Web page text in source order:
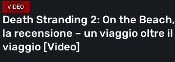
viaggio
oltre
il
viaggio
Death Stranding 2: On the Beach,
la recensione – un viaggio oltre il
viaggio [Video]